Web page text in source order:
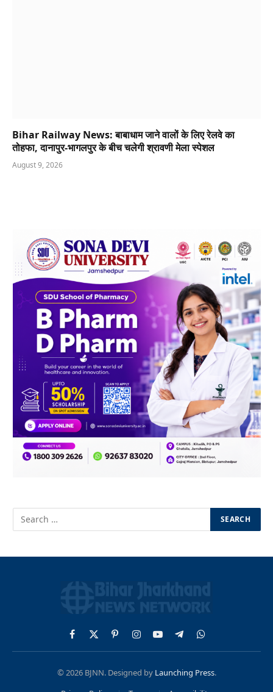
Bihar Railway News: बाबाधाम जाने वालों के लिए रेलवे का
तोहफा, दानापुर-भागलपुर के बीच चलेगी श्रावणी मेला स्पेशल
August 9, 2026
Facebook
X
(Twitter)
PinterestInstagram
YouTubeTelegramWhatsApp
© 2026 BJNN. Designed by Launching Press.